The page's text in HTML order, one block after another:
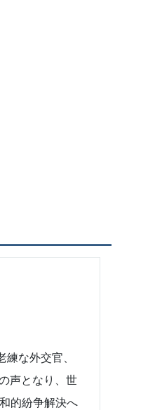
な外交官、
声となり、世
的紛争解決へ